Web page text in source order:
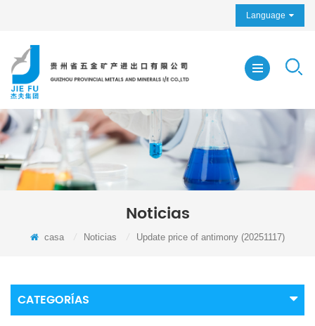
Language
Noticias
casa Noticias Update price of antimony (20251117)
CATEGORÍAS